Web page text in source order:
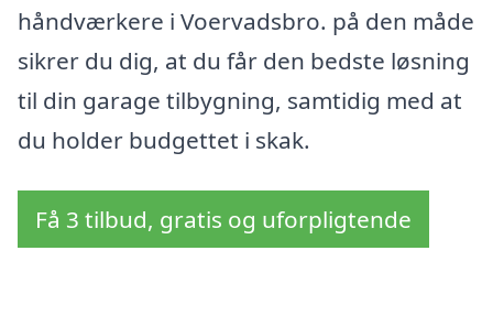
håndværkere i Voervadsbro. på den måde
sikrer du dig, at du får den bedste løsning
til din garage tilbygning, samtidig med at
du holder budgettet i skak.
Få 3 tilbud, gratis og uforpligtende